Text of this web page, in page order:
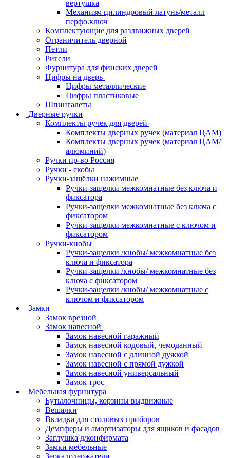
вертушка
Механизм цилиндровый латунь/металл
перфо.ключ
Комплектующие для раздвижных дверей
Ограничитель дверной
Петли
Ригели
Фурнитура для финских дверей
Цифры на дверь
Цифры металлические
Цифры пластиковые
Шпингалеты
Дверные ручки
Комплекты ручек для дверей
Комплекты дверных ручек (материал ЦАМ)
Комплекты дверных ручек (материал ЦАМ/
алюминий)
Ручки пр-во Россия
Ручки - скобы
Ручки-защёлки нажимные
Ручки-защелки межкомнатные без ключа и
фиксатора
Ручки-защелки межкомнатные без ключа с
фиксатором
Ручки-защелки межкомнатные с ключом и
фиксатором
Ручки-кнобы
Ручки-защелки /кнобы/ межкомнатные без
ключа и фиксатора
Ручки-защелки /кнобы/ межкомнатные без
ключа с фиксатором
Ручки-защелки /кнобы/ межкомнатные с
ключом и фиксатором
Замки
Замок врезной
Замок навесной
Замок навесной гаражный
Замок навесной кодовый, чемоданный
Замок навесной с длинной дужкой
Замок навесной с прямой дужкой
Замок навесной универсальный
Замок трос
Мебельная фурнитура
Бутылочницы, корзины выдвижные
Вешалки
Вкладка для столовых приборов
Демпферы и амортизаторы для ящиков и фасадов
Заглушка д/конфирмата
Замки мебельные
Зеркалодержатели